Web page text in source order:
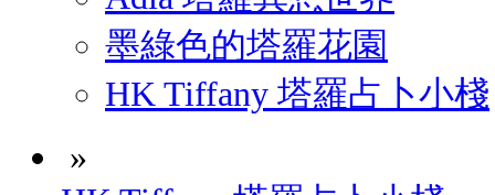
墨綠色的塔羅花園
HK Tiffany 塔羅占卜小棧
»